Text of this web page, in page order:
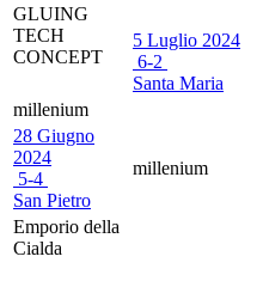
5 Luglio 2024
6-2
Santa Maria
GLUING
TECH
CONCEPT
millenium
28 Giugno
2024
5-4
San Pietro
millenium
Emporio della
Cialda